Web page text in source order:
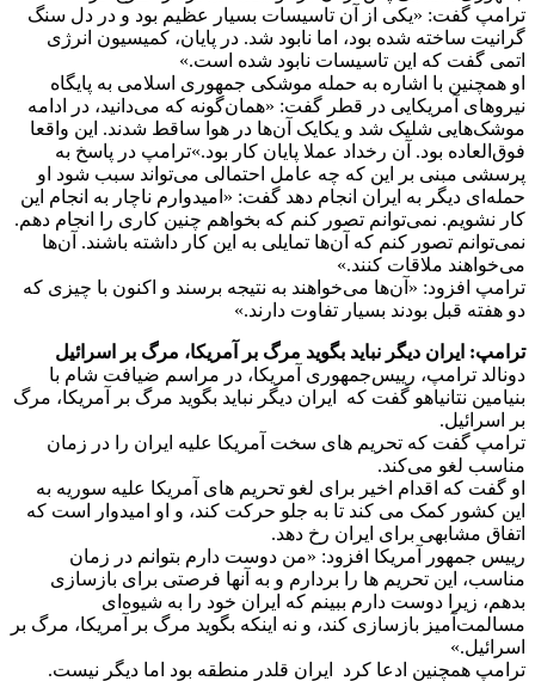
ترامپ گفت: «یکی از آن‌‌ تاسیسات بسیار عظیم بود و در دل سنگ
گرانیت ساخته شده بود، اما نابود شد. در پایان، کمیسیون انرژی
اتمی گفت که این تاسیسات نابود شده است.»
او همچنین با اشاره به حمله موشکی جمهوری اسلامی به پایگاه
نیروهای آمریکایی در قطر گفت: «همان‌گونه که می‌دانید، در ادامه
موشک‌هایی شلیک شد و یکایک آن‌ها در هوا ساقط شدند. این واقعا
فوق‌العاده بود. آن رخداد عملا پایان کار بود.»ترامپ در پاسخ به
پرسشی مبنی بر این که چه عامل احتمالی می‌تواند سبب شود او
حمله‌ای دیگر به ایران انجام دهد گفت: «امیدوارم ناچار به انجام این
کار نشویم. نمی‌توانم تصور کنم که بخواهم چنین کاری را انجام دهم.
نمی‌توانم تصور کنم که آن‌ها تمایلی به این کار داشته باشند. آن‌ها
می‌خواهند ملاقات کنند.»
ترامپ افزود: «آن‌ها می‌خواهند به نتیجه‌ برسند و اکنون با چیزی که
دو هفته قبل بودند بسیار تفاوت دارند.»
ترامپ: ایران دیگر نباید بگوید مرگ بر آمریکا، مرگ بر اسرائیل
دونالد ترامپ، رییس‌جمهوری آمریکا، در مراسم ضیافت شام با
بنیامین نتانیاهو گفت که ایران دیگر نباید بگوید مرگ بر آمریکا، مرگ
بر اسرائیل.
ترامپ گفت که تحریم های سخت آمریکا علیه ایران را در زمان
مناسب لغو می‌کند.
او گفت که اقدام اخیر برای لغو تحریم های آمریکا علیه سوریه به
این کشور کمک می کند تا به جلو حرکت کند، و او امیدوار است که
اتفاق مشابهی برای ایران رخ دهد.
رییس‌ جمهور آمریکا افزود: «من دوست دارم بتوانم در زمان
مناسب، این تحریم ها را بردارم و به آنها فرصتی برای بازسازی
بدهم، زیرا دوست دارم ببینم که ایران خود را به شیوه‌ای
مسالمت‌آمیز بازسازی کند، و نه اینکه بگوید مرگ بر آمریکا، مرگ بر
اسرائیل.»
ترامپ همچنین ادعا کرد ایران قلدر منطقه بود اما دیگر نیست.